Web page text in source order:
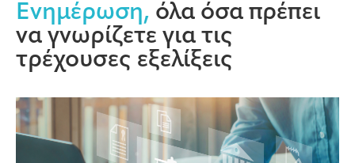
Ενημέρωση, όλα όσα πρέπει
να γνωρίζετε για τις
τρέχουσες εξελίξεις